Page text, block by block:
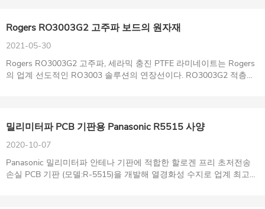
Rogers RO3003G2 고주파 보드의 원자재
2021-05-30
Rogers RO3003G2 고주파, 세라믹 충진 PTFE 라미네이트는 Rogers
의 업계 선도적인 RO3003 솔루션의 연장선이다. RO3003G2 적층판
밀리미터파 PCB 기판용 Panasonic R5515 사양
2020-10-07
Panasonic 밀리미터파 안테나 기판에 적합한 할로겐 프리 초저전송
손실 PCB 기판 (모델:R-5515)을 개발해 열경화성 수지로 업계 최고의